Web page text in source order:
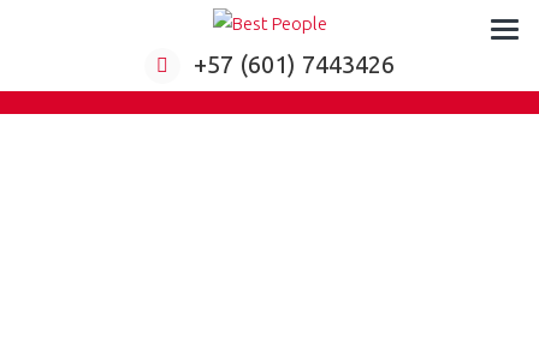
Formación virtual para empresas
+57 (601) 7443426